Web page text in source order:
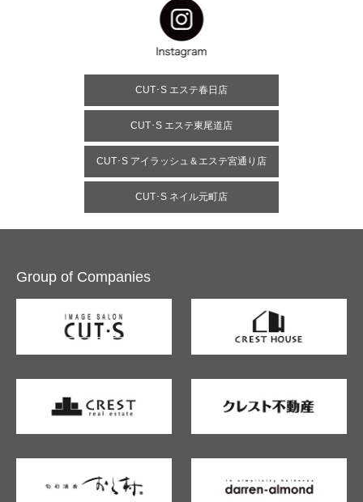
CUT･S エステ春日店
CUT･S エステ東尾道店
CUT･S アイラッシュ＆エステ宮通り店
CUT･S ネイル元町店
Group of Companies